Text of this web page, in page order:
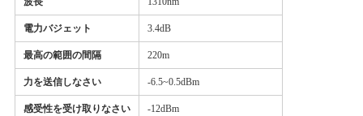
だ
さ
い
電力バジェット 3.4dB
最高の範囲の間隔 220m
力を送信しなさい -6.5~0.5dBm
感受性を受け取りなさい -12dBm